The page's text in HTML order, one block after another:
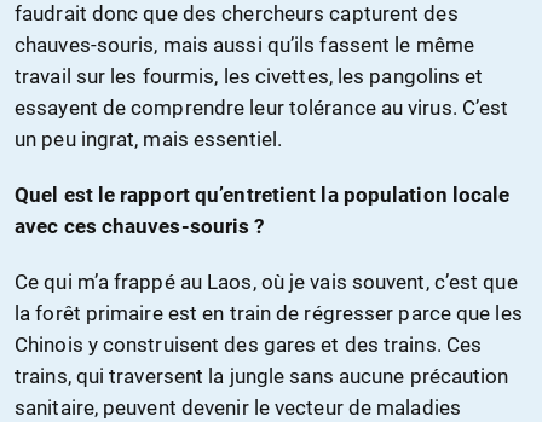
faudrait donc que des chercheurs capturent des
chauves-souris, mais aussi qu’ils fassent le même
travail sur les fourmis, les civettes, les pangolins et
essayent de comprendre leur tolérance au virus. C’est
un peu ingrat, mais essentiel.
Quel est le rapport qu’entretient la population locale
avec ces chauves-souris ?
Ce qui m’a frappé au Laos, où je vais souvent, c’est que
la forêt primaire est en train de régresser parce que les
Chinois y construisent des gares et des trains. Ces
trains, qui traversent la jungle sans aucune précaution
sanitaire, peuvent devenir le vecteur de maladies